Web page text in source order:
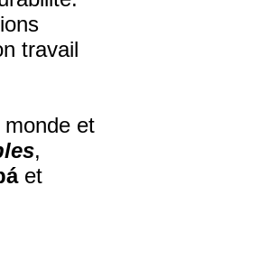
travail
et
,
et